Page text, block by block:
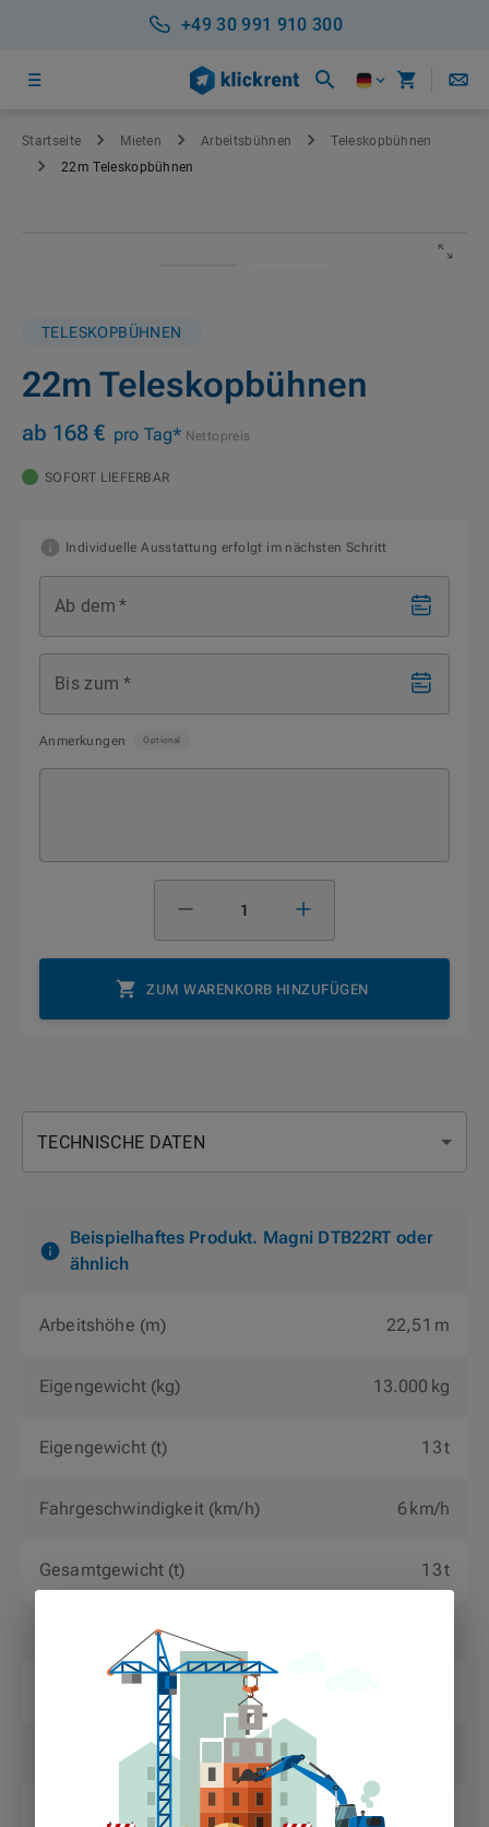
+49 30 991 910 300
Startseite Mieten Arbeitsbühnen
Teleskopbühnen
22m Teleskopbühnen
TELESKOPBÜHNEN
22m Teleskopbühnen
ab 168 € pro Tag* Nettopreis
SOFORT LIEFERBAR
Individuelle Ausstattung erfolgt im nächsten Schritt
Ab dem *
Bis zum *
Anmerkungen Optional
1
ZUM WARENKORB HINZUFÜGEN
TECHNISCHE DATEN
Beispielhaftes Produkt. Magni DTB22RT oder
ähnlich
Arbeitshöhe (m) 22,51 m
Eigengewicht (kg) 13.000 kg
Eigengewicht (t) 13 t
Fahrgeschwindigkeit (km/h) 6 km/h
Gesamtgewicht (t) 13 t
Plattformbreite (m)